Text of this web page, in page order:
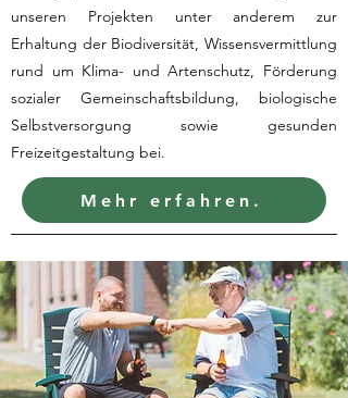
unseren Projekten unter anderem zur
Erhaltung der Biodiversität, Wissensvermittlung
rund um Klima- und Artenschutz, Förderung
sozialer Gemeinschaftsbildung, biologische
Selbstversorgung sowie gesunden
Freizeitgestaltung bei.
Mehr erfahren.